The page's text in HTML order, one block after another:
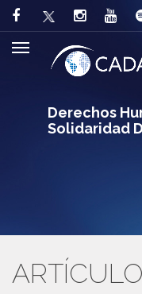
Derechos
Solidaridad